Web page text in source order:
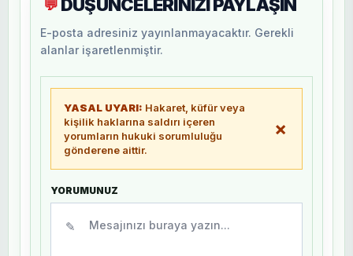
💬 DÜŞÜNCELERİNİZİ PAYLAŞIN
E-posta adresiniz yayınlanmayacaktır. Gerekli
alanlar işaretlenmiştir.
YASAL UYARI: Hakaret, küfür veya
kişilik haklarına saldırı içeren
yorumların hukuki sorumluluğu
gönderene aittir.
×
YORUMUNUZ
✎